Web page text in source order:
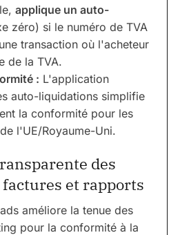
applique un auto-
zéro) si le numéro de TVA
transaction où l'acheteur
de la TVA.
: L'application
auto-liquidations simplifie
la conformité pour les
l'UE/Royaume-Uni.
des
et rapports
améliore la tenue des
pour la conformité à la